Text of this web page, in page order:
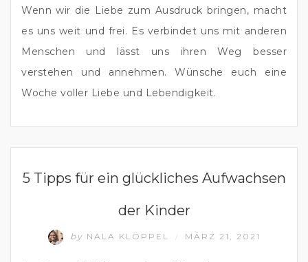
Wenn wir die Liebe zum Ausdruck bringen, macht
es uns weit und frei. Es verbindet uns mit anderen
Menschen und lässt uns ihren Weg besser
verstehen und annehmen. Wünsche euch eine
Woche voller Liebe und Lebendigkeit.
ELTERNSEIN
5 Tipps für ein glückliches Aufwachsen
der Kinder
by NALA KLÖPPEL MÄRZ 21, 2021